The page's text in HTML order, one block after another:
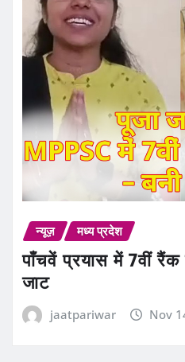
न्यूज़ मध्य प्रदेश
पाँचवें प्रयास में 7वीं
जाट
jaatpariwar Nov